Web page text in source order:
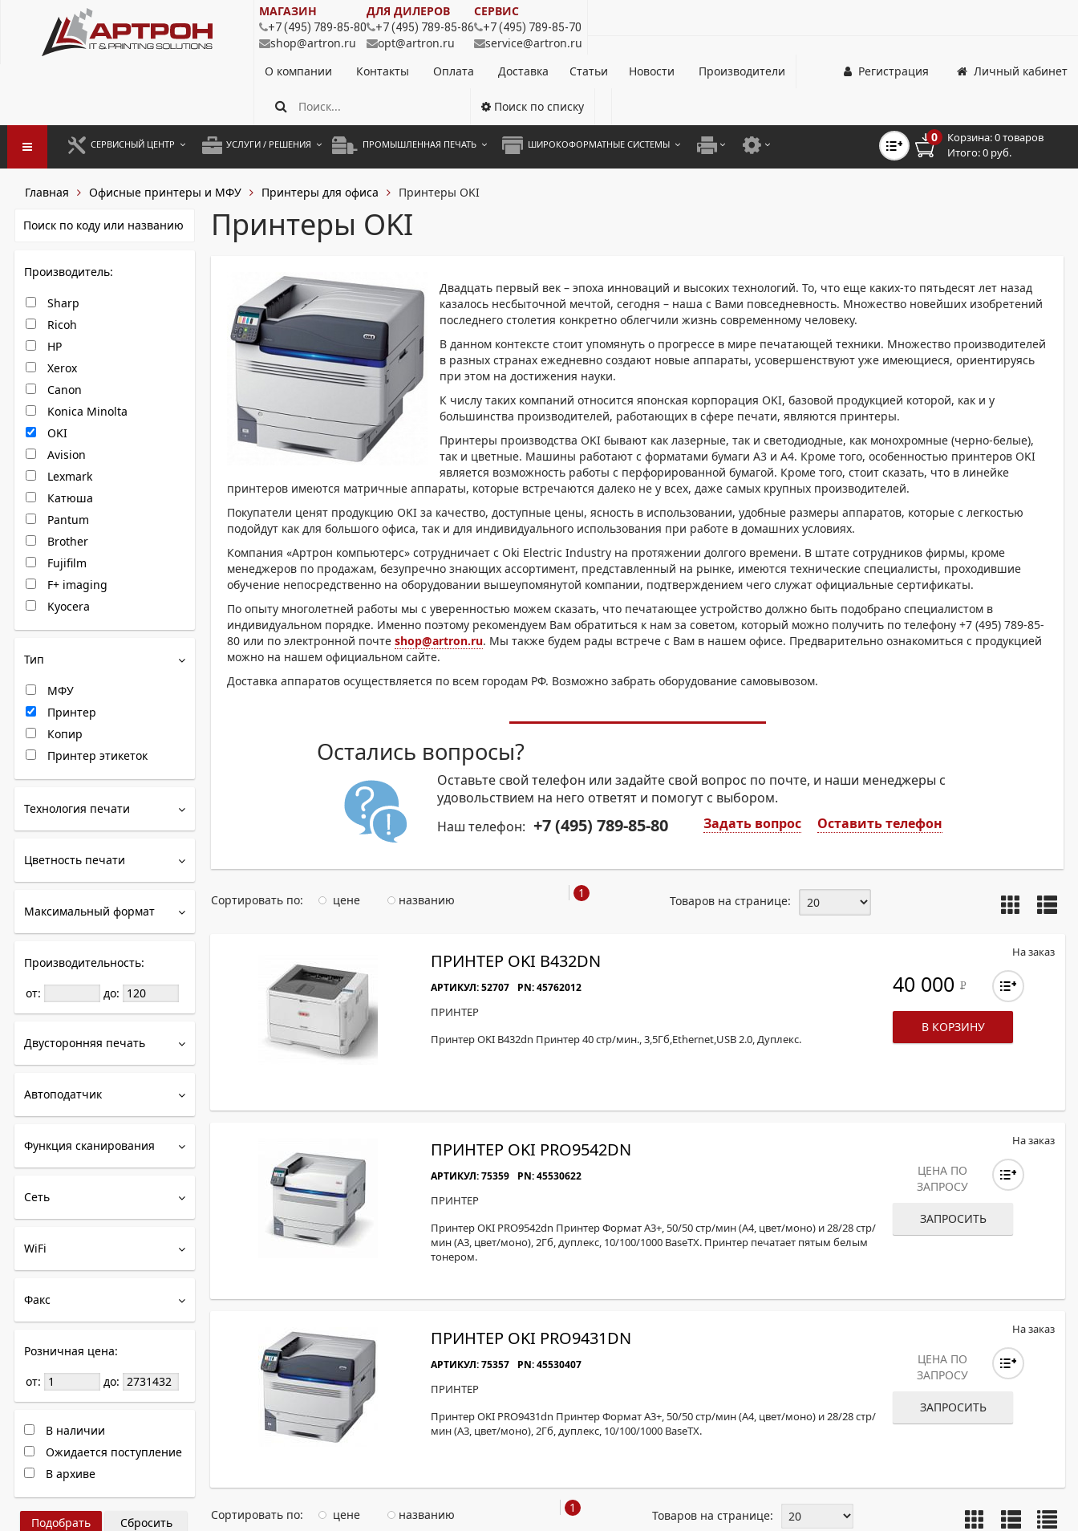
МАГАЗИН
+7 (495) 789-85-80
shop@artron.ru
ДЛЯ ДИЛЕРОВ
+7 (495) 789-85-86
opt@artron.ru
СЕРВИС
+7 (495) 789-85-70
service@artron.ru
О компании
Контакты Оплата Доставка Статьи Новости Производители Личный кабинет
Регистрация
Поиск по списку
СЕРВИСНЫЙ ЦЕНТР
РЕГЛАМЕНТНЫЕ РАБОТЫ
ПРОФИЛАКТИКА И ТО
РАЗОВЫЕ РЕМОНТЫ
УСЛУГИ / РЕШЕНИЯ
ПОКОПИЙНАЯ ПЕЧАТЬ
КОНТРОЛЬ ПЕЧАТИ
АРЕНДА ОБОРУДОВАНИЯ
ПРОМЫШЛЕННАЯ ПЕЧАТЬ
МОНОХРОМНЫЕ СИСТЕМЫ
ШИРОКОФОРМАТНЫЕ СИСТЕМЫ
ПРИНТЕРЫ ДЛЯ ОФИСА
МОНОХРОМНЫЕ ПРИНТЕРЫ
0 Корзина:0 товаров
Итого:0 руб.
Главная Офисные принтеры и МФУ Принтеры для офиса Принтеры OKI
Производитель:
Sharp
Ricoh
HP
Xerox
Canon
Konica Minolta
OKI
Avision
Lexmark
Катюша
Pantum
Brother
Fujifilm
F+ imaging
Kyocera
Тип
МФУ
Принтер
Копир
Принтер этикеток
Технология печати
Цветность печати
Максимальный формат
Производительность:
от:
до:
Двусторонняя печать
Автоподатчик
Функция сканирования
Сеть
WiFi
Факс
Розничная цена:
от:
до:
В наличии
Ожидается поступление
В архиве
Сбросить
Принтеры OKI
Двадцать первый век – эпоха инноваций и высоких технологий. То, что еще каких-то пятьдесят лет назад
казалось несбыточной мечтой, сегодня – наша с Вами повседневность. Множество новейших изобретений
последнего столетия конкретно облегчили жизнь современному человеку.
В данном контексте стоит упомянуть о прогрессе в мире печатающей техники. Множество производителей
в разных странах ежедневно создают новые аппараты, усовершенствуют уже имеющиеся, ориентируясь
при этом на достижения науки.
К числу таких компаний относится японская корпорация OKI, базовой продукцией которой, как и у
большинства производителей, работающих в сфере печати, являются принтеры.
Принтеры производства OKI бывают как лазерные, так и светодиодные, как монохромные (черно-белые),
так и цветные. Машины работают с форматами бумаги А3 и А4. Кроме того, особенностью принтеров OKI
является возможность работы с перфорированной бумагой. Кроме того, стоит сказать, что в линейке
принтеров имеются матричные аппараты, которые встречаются далеко не у всех, даже самых крупных производителей.
Покупатели ценят продукцию OKI за качество, доступные цены, ясность в использовании, удобные размеры аппаратов, которые с легкостью
подойдут как для большого офиса, так и для индивидуального использования при работе в домашних условиях.
Компания «Артрон компьютерс» сотрудничает с Oki Electric Industry на протяжении долгого времени. В штате сотрудников фирмы, кроме
менеджеров по продажам, безупречно знающих ассортимент, представленный на рынке, имеются технические специалисты, проходившие
обучение непосредственно на оборудовании вышеупомянутой компании, подтверждением чего служат официальные сертификаты.
По опыту многолетней работы мы с уверенностью можем сказать, что печатающее устройство должно быть подобрано специалистом в
индивидуальном порядке. Именно поэтому рекомендуем Вам обратиться к нам за советом, который можно получить по телефону +7 (495) 789-85-
80 или по электронной почте shop@artron.ru. Мы также будем рады встрече с Вам в нашем офисе. Предварительно ознакомиться с продукцией
можно на нашем официальном сайте.
Доставка аппаратов осуществляется по всем городам РФ. Возможно забрать оборудование самовывозом.
Остались вопросы?
Оставьте свой телефон или задайте свой вопрос по почте, и наши менеджеры с
удовольствием на него ответят и помогут с выбором.
Наш телефон: +7 (495) 789-85-80 Оставить телефон
Задать вопрос
Сортировать по: цене названию 1
Товаров на странице:
ПРИНТЕР OKI B432DN
АРТИКУЛ: 52707 PN: 45762012
ПРИНТЕР
Принтер OKI B432dn Принтер 40 стр/мин., 3,5Гб,Ethernet,USB 2.0, Дуплекс.
На заказ
40 000Р
В КОРЗИНУ
ПРИНТЕР OKI PRO9542DN
АРТИКУЛ: 75359 PN: 45530622
ПРИНТЕР
Принтер OKI PRO9542dn Принтер Формат A3+, 50/50 стр/мин (А4, цвет/моно) и 28/28 стр/
мин (А3, цвет/моно), 2Гб, дуплекс, 10/100/1000 BaseTX. Принтер печатает пятым белым
тонером.
На заказ
ЦЕНА ПО
ЗАПРОСУ
ЗАПРОСИТЬ
ПРИНТЕР OKI PRO9431DN
АРТИКУЛ: 75357 PN: 45530407
ПРИНТЕР
Принтер OKI PRO9431dn Принтер Формат A3+, 50/50 стр/мин (А4, цвет/моно) и 28/28 стр/
мин (А3, цвет/моно), 2Гб, дуплекс, 10/100/1000 BaseTX.
На заказ
ЦЕНА ПО
ЗАПРОСУ
ЗАПРОСИТЬ
Сортировать по: цене названию 1
Товаров на странице: